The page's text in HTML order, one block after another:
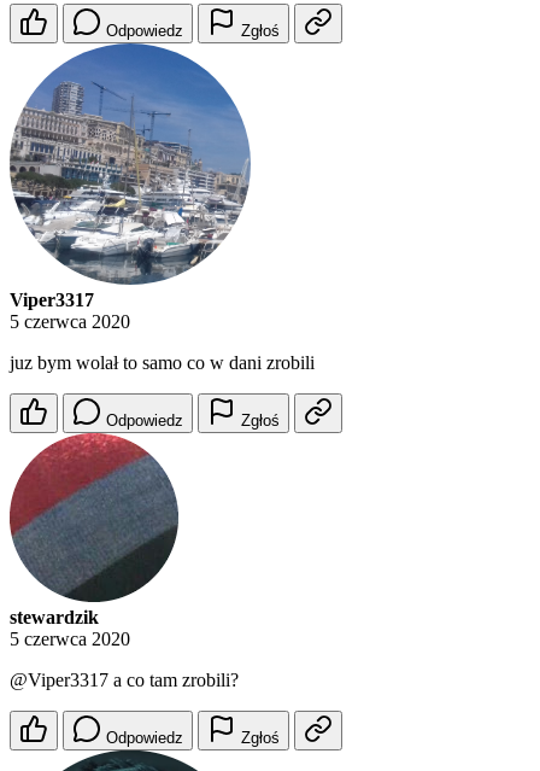
Odpowiedz Zgłoś
Viper3317
5 czerwca 2020
juz bym wolał to samo co w dani zrobili
Odpowiedz Zgłoś
stewardzik
5 czerwca 2020
@Viper3317 a co tam zrobili?
Odpowiedz Zgłoś